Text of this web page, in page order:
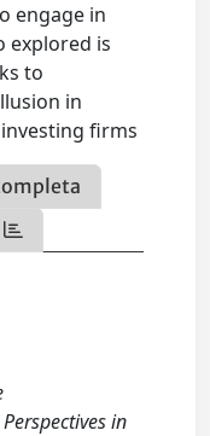
engage in
explored is
to
in
firms
in